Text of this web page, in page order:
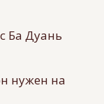
Ба Дуань
нужен на